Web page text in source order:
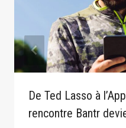
De Ted Lasso à
rencontre Bantr